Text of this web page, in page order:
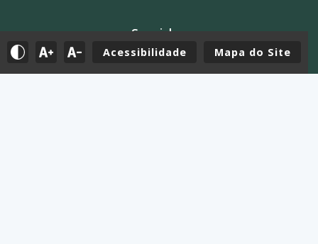
Acessibilidade Mapa do Site
Servidor